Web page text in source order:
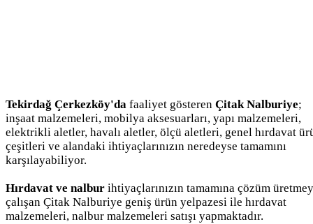
Tekirdağ Çerkezköy'da faaliyet gösteren Çitak Nalburiye;
inşaat malzemeleri, mobilya aksesuarları, yapı malzemeleri,
elektrikli aletler, havalı aletler, ölçü aletleri, genel hırdavat
çeşitleri ve alandaki ihtiyaçlarınızın neredeyse tamamını
karşılayabiliyor.
Hırdavat ve nalbur ihtiyaçlarınızın tamamına çözüm
çalışan Çitak Nalburiye geniş ürün yelpazesi ile hırdavat
malzemeleri, nalbur malzemeleri satışı yapmaktadır.